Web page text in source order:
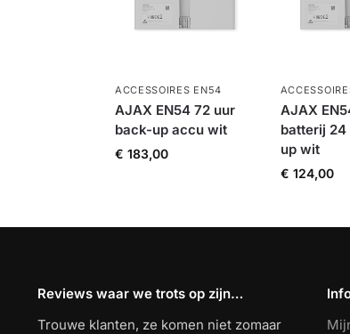
ACCESSOIRES EN54
AJAX EN54 72 uur
back-up accu wit
€ 183,00
AJAX
batterij
up wit
€ 124,00
Reviews waar we trots op zijn…
Trouwe klanten, ze komen niet zomaar